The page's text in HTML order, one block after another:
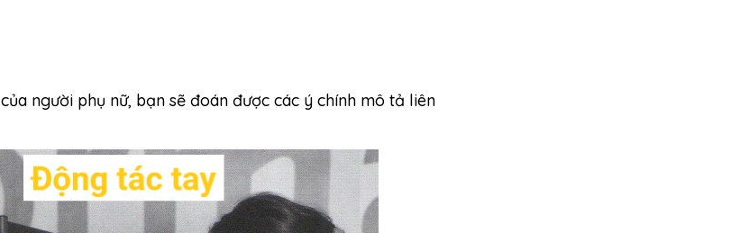
của người phụ nữ, bạn sẽ đoán được các ý chính mô tả liên